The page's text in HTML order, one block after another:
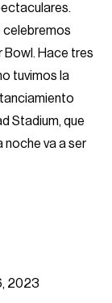
celebremos
Bowl. Hace tres
tuvimos la
Stadium, que
noche va a ser
2023